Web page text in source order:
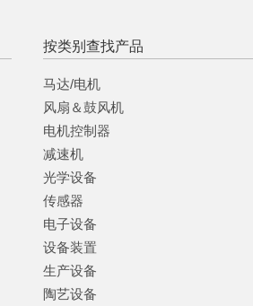
按类别查找产品
马达/电机
风扇＆鼓风机
电机控制器
减速机
光学设备
传感器
电子设备
设备装置
生产设备
陶艺设备